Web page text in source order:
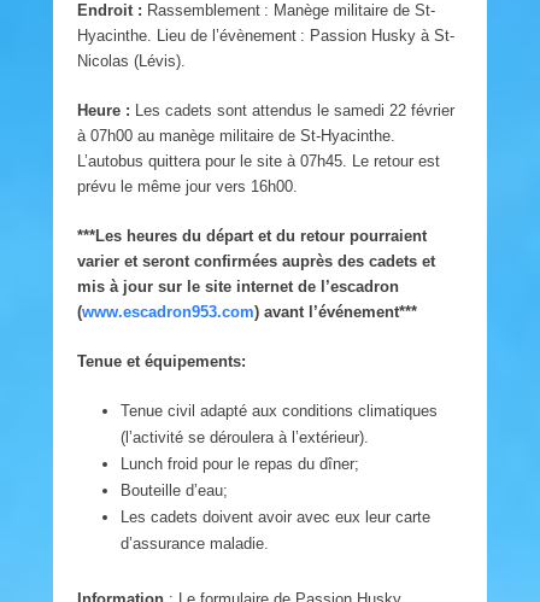
Endroit : Rassemblement : Manège militaire de St-
Hyacinthe. Lieu de l’évènement : Passion Husky à St-
Nicolas (Lévis).
Heure : Les cadets sont attendus le samedi 22 février
à 07h00 au manège militaire de St-Hyacinthe.
L’autobus quittera pour le site à 07h45. Le retour est
prévu le même jour vers 16h00.
***Les heures du départ et du retour pourraient
varier et seront confirmées auprès des cadets et
mis à jour sur le site internet de l’escadron
(www.escadron953.com) avant l’événement***
Tenue et équipements:
Tenue civil adapté aux conditions climatiques
(l’activité se déroulera à l’extérieur).
Lunch froid pour le repas du dîner;
Bouteille d’eau;
Les cadets doivent avoir avec eux leur carte
d’assurance maladie.